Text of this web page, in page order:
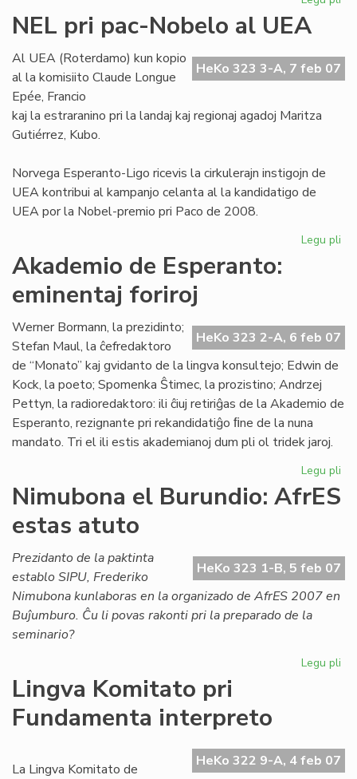
NEL pri pac-Nobelo al UEA
HeKo 323 3-A, 7 feb 07
Al UEA (Roterdamo) kun kopio
al la komisiito Claude Longue
Epée, Francio
kaj la estraranino pri la landaj kaj regionaj agadoj Maritza
Gutiérrez, Kubo.
Norvega Esperanto-Ligo ricevis la cirkulerajn instigojn de
UEA kontribui al kampanjo celanta al la kandidatigo de
UEA por la Nobel-premio pri Paco de 2008.
Legu pli
al
Akademio de Esperanto:
eminentaj foriroj
HeKo 323 2-A, 6 feb 07
Werner Bormann, la prezidinto;
Stefan Maul, la ĉefredaktoro
de “Monato” kaj gvidanto de la lingva konsultejo; Edwin de
Kock, la poeto; Spomenka Ŝtimec, la prozistino; Andrzej
Pettyn, la radioredaktoro: ili ĉiuj retiriĝas de la Akademio de
Esperanto, rezignante pri rekandidatiĝo ﬁne de la nuna
mandato. Tri el ili estis akademianoj dum pli ol tridek jaroj.
Legu pli
Nimubona el Burundio: AfrES
estas atuto
HeKo 323 1-B, 5 feb 07
Prezidanto de la paktinta
establo SIPU, Frederiko
Nimubona kunlaboras en la organizado de AfrES 2007 en
Buĵumburo. Ĉu li povas rakonti pri la preparado de la
seminario?
Legu pli
Lingva Komitato pri
Fundamenta interpreto
HeKo 322 9-A, 4 feb 07
La Lingva Komitato de